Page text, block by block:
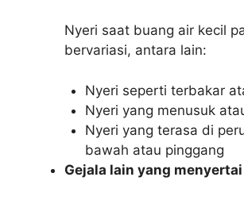
Nyeri saat buang air kecil
bervariasi, antara lain:
Nyeri seperti terbakar
Nyeri yang menusuk
Nyeri yang terasa di
bawah atau pinggang
Gejala lain yang menyertai